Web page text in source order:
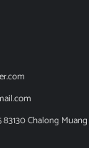
83130 Chalong